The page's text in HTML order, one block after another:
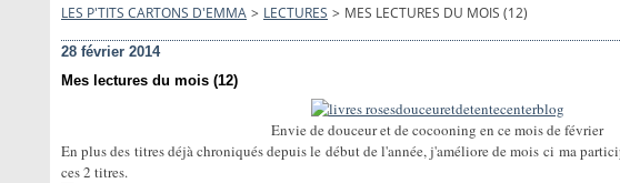
LES P'TITS CARTONS D'EMMA > LECTURES > MES LECTURES DU MOIS (12)
28 février 2014
Mes lectures du mois (12)
Envie de douceur et de cocooning en ce mois de février
En plus des titres déjà chroniqués depuis le début de l'année, j'améliore de mois ci ma
ces 2 titres.